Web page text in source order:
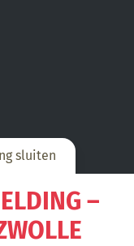
sluiten
–